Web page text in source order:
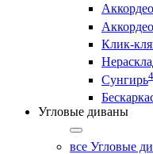
Клик-
Сунгирь4
Угловые диваны
все Угловые